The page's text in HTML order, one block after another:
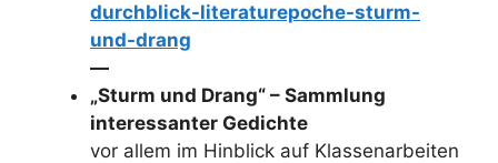
durchblick-literaturepoche-sturm-
und-drang
—
„Sturm und Drang“ – Sammlung
interessanter Gedichte
vor allem im Hinblick auf Klassenarbeiten